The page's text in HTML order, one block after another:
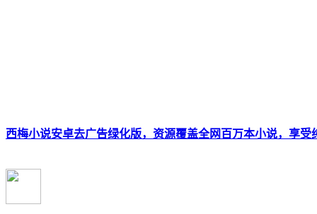
西梅小说安卓去广告绿化版，资源覆盖全网百万本小说，享受